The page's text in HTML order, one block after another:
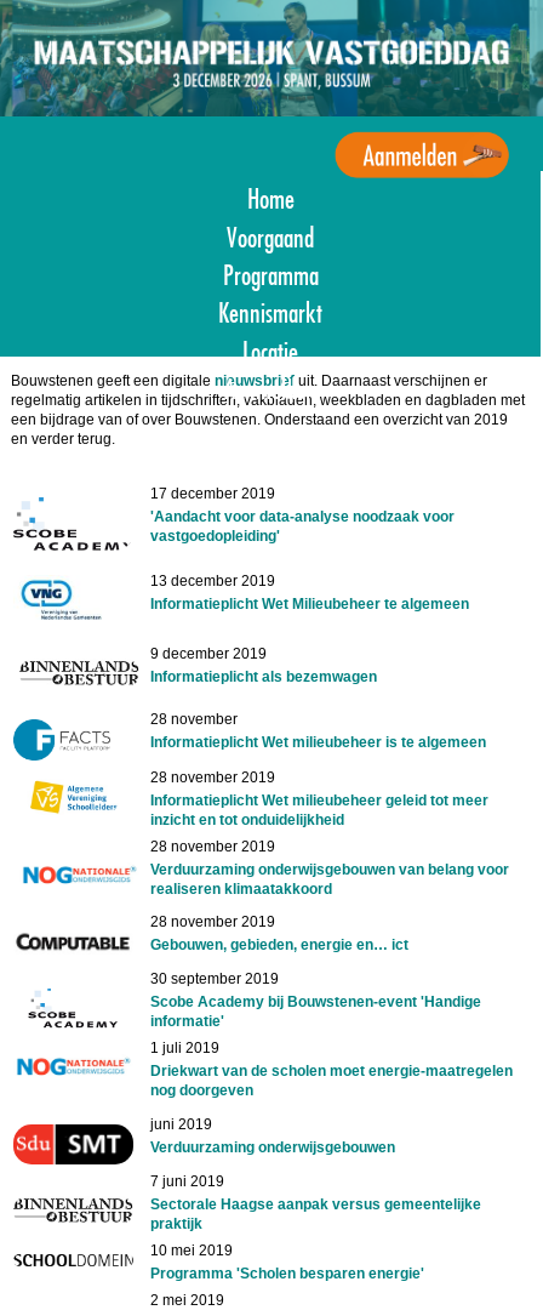
Overslaan
en
naar
de
inhoud
gaan
Home
Voorgaand
Programma
Kennismarkt
Locatie
Aanmelden
Bouwstenen geeft een digitale nieuwsbriefuit. Daarnaast verschijnen er
regelmatig artikelen in tijdschriften, vakbladen, weekbladen en dagbladen met
een bijdrage van of over Bouwstenen. Onderstaand een overzicht van 2019
en verder terug.
17 december 2019
'Aandacht voor data-analyse noodzaak voor
vastgoedopleiding'
13 december 2019
Informatieplicht Wet Milieubeheer te algemeen
9 december 2019
Informatieplicht als bezemwagen
28 november
Informatieplicht Wet milieubeheer is te algemeen
28 november 2019
Informatieplicht Wet milieubeheer geleid tot meer
inzicht en tot onduidelijkheid
28 november 2019
Verduurzaming onderwijsgebouwen van belang voor
realiseren klimaatakkoord
28 november 2019
Gebouwen, gebieden, energie en… ict
30 september 2019
Scobe Academy bij Bouwstenen-event 'Handige
informatie'
1 juli 2019
Driekwart van de scholen moet energie-maatregelen
nog doorgeven
juni 2019
Verduurzaming onderwijsgebouwen
7 juni 2019
Sectorale Haagse aanpak versus gemeentelijke
praktijk
10 mei 2019
Programma 'Scholen besparen energie'
2 mei 2019